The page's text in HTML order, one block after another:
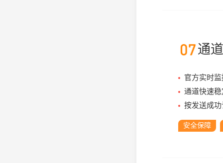
通
官方实时
通道快速
按发送成
安全保障